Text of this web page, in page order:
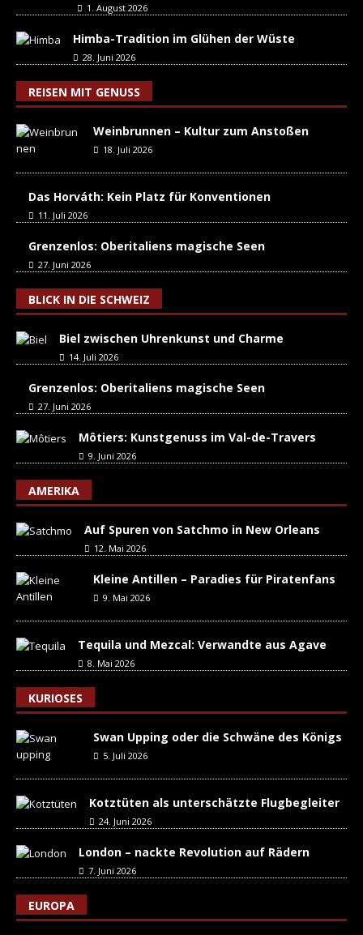
1. August 2026
Himba-Tradition im Glühen der Wüste
28. Juni 2026
REISEN MIT GENUSS
Weinbrunnen – Kultur zum Anstoßen
18. Juli 2026
Das Horváth: Kein Platz für Konventionen
11. Juli 2026
Grenzenlos: Oberitaliens magische Seen
27. Juni 2026
BLICK IN DIE SCHWEIZ
Biel zwischen Uhrenkunst und Charme
14. Juli 2026
Grenzenlos: Oberitaliens magische Seen
27. Juni 2026
Môtiers: Kunstgenuss im Val-de-Travers
9. Juni 2026
AMERIKA
Auf Spuren von Satchmo in New Orleans
12. Mai 2026
Kleine Antillen – Paradies für Piratenfans
9. Mai 2026
Tequila und Mezcal: Verwandte aus Agave
8. Mai 2026
KURIOSES
Swan Upping oder die Schwäne des Königs
5. Juli 2026
Kotztüten als unterschätzte Flugbegleiter
24. Juni 2026
London – nackte Revolution auf Rädern
7. Juni 2026
EUROPA